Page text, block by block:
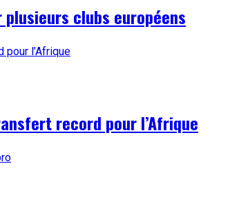
clubs européens
record pour l’Afrique